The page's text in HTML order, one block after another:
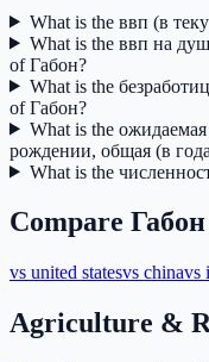
What is the ввп (в
What is the ввп на
of Габон?
What is the
of Габон?
What is the
рождении, общая (в
What is the
Compare Габон
vs united statesvs chinavs
Agriculture &